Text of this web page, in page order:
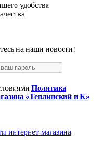
удобства
на наши новости!
Политика
«Теплинский и К»
интернет-магазина